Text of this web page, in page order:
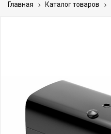
Главная Каталог товаров